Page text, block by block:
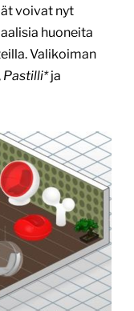
voivat nyt
huoneita
Valikoiman
Pastilli*ja